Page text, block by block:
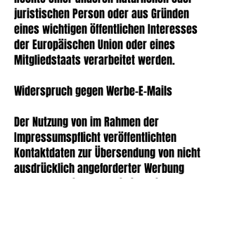
juristischen Person oder aus Gründen
eines wichtigen öffentlichen Interesses
der Europäischen Union oder eines
Mitgliedstaats verarbeitet werden.
Widerspruch gegen Werbe-E-Mails
Der Nutzung von im Rahmen der
Impressumspflicht veröffentlichten
Kontaktdaten zur Übersendung von nicht
ausdrücklich angeforderter Werbung
und Informationsmaterialien wird